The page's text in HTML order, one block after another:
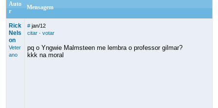
Auto
r
Mensagem
Rick
Nels
on
Veter
ano
# jan/12
citar· votar
pq o Yngwie Malmsteen me lembra o professor gilmar?
kkk na moral